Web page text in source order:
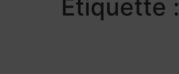
Étiquette :